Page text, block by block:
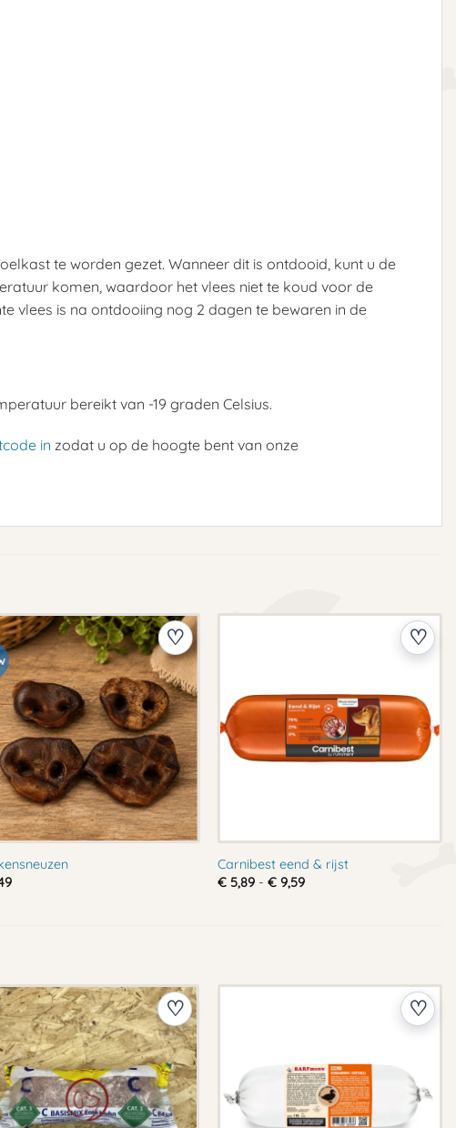
te worden gezet. Wanneer dit is ontdooid, kunt u de
komen, waardoor het vlees niet te koud voor de
vlees is na ontdooiing nog 2 dagen te bewaren in de
bereikt van -19 graden Celsius.
in zodat u op de hoogte bent van onze
Carnibest eend & rijst
€5,89 - €9,59Prijsklasse: